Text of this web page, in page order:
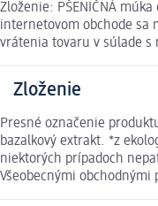
Zloženie: PŠENIČNÁ
internetovom obchode sa
vrátenia tovaru v súlade s
Zloženie
Presné označenie
bazalkový extrakt. *z
niektorých prípadoch
Všeobecnými obchodnými